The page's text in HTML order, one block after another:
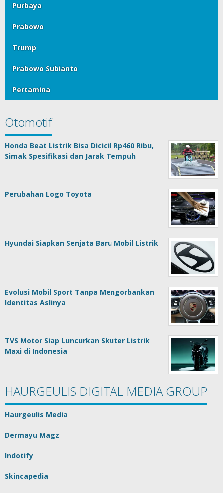
Purbaya
Prabowo
Trump
Prabowo Subianto
Pertamina
Otomotif
Honda Beat Listrik Bisa Dicicil Rp460 Ribu,
Simak Spesifikasi dan Jarak Tempuh
Perubahan Logo Toyota
Hyundai Siapkan Senjata Baru Mobil Listrik
Evolusi Mobil Sport Tanpa Mengorbankan
Identitas Aslinya
TVS Motor Siap Luncurkan Skuter Listrik
Maxi di Indonesia
HAURGEULIS DIGITAL MEDIA GROUP
Haurgeulis Media
Dermayu Magz
Indotify
Skincapedia